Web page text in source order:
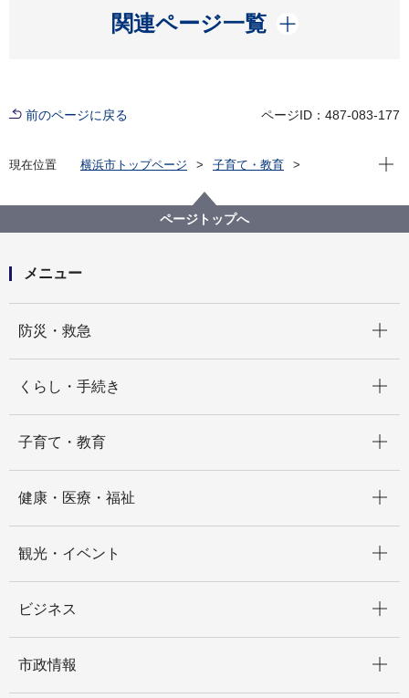
関連ページ一覧
開く
前のページに戻る ページID：487-083-177
現在位置 横浜市トップページ
子育て・教育
各区こども家庭支援課連絡先
現在
ページトップへ
メニュー
防災・救急
くらし・手続き
子育て・教育
健康・医療・福祉
観光・イベント
ビジネス
市政情報